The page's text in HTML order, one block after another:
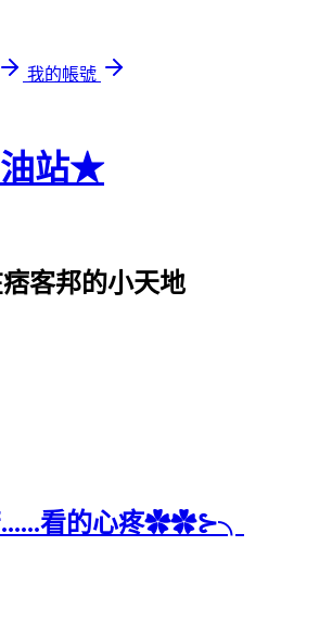
我的帳號
站★
客邦的小天地
......看的心疼✿✿⊱╮